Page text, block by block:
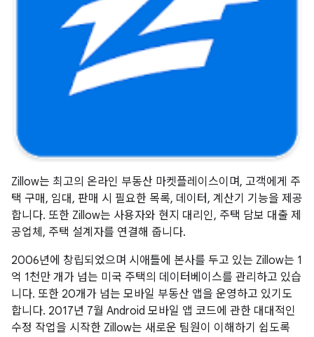
Zillow는 최고의 온라인 부동산 마켓플레이스이며, 고객에게 주
택 구매, 임대, 판매 시 필요한 목록, 데이터, 계산기 기능을 제공
합니다. 또한 Zillow는 사용자와 현지 대리인, 주택 담보 대출 제
공업체, 주택 설계자를 연결해 줍니다.
2006년에 창립되었으며 시애틀에 본사를 두고 있는 Zillow는 1
억 1천만 개가 넘는 미국 주택의 데이터베이스를 관리하고 있습
니다. 또한 20개가 넘는 모바일 부동산 앱을 운영하고 있기도
합니다. 2017년 7월 Android 모바일 앱 코드에 관한 대대적인
수정 작업을 시작한 Zillow는 새로운 팀원이 이해하기 쉽도록